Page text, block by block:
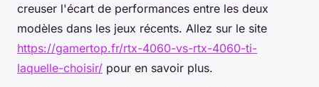
creuser l'écart de performances entre les deux
modèles dans les jeux récents. Allez sur le site
https://gamertop.fr/rtx-4060-vs-rtx-4060-ti-
laquelle-choisir/ pour en savoir plus.